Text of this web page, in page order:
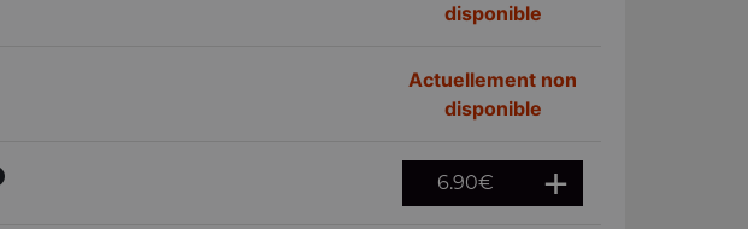
disponible
Actuellement non
disponible
6.90€